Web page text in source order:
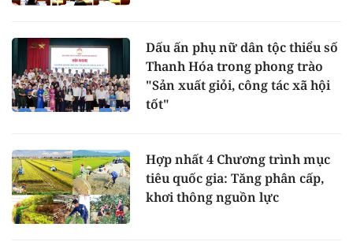
Dấu ấn phụ nữ dân tộc thiểu số
Thanh Hóa trong phong trào
"Sản xuất giỏi, công tác xã hội
tốt"
Hợp nhất 4 Chương trình mục
tiêu quốc gia: Tăng phân cấp,
khơi thông nguồn lực